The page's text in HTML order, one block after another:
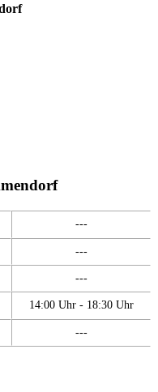
---
---
---
14:00 Uhr - 18:30 Uhr
---